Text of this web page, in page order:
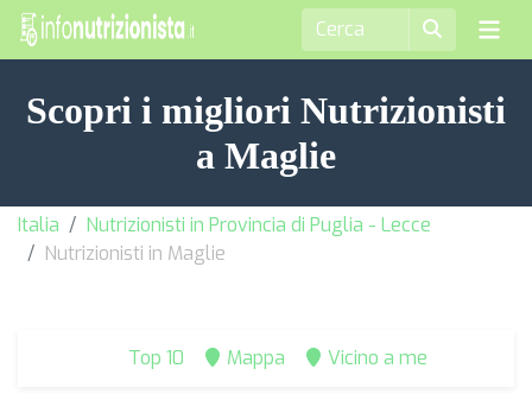
Scopri i migliori Nutrizionisti
a Maglie
Italia
Nutrizionisti in Provincia di Puglia - Lecce
Nutrizionisti in Maglie
Top 10 Mappa Vicino a me